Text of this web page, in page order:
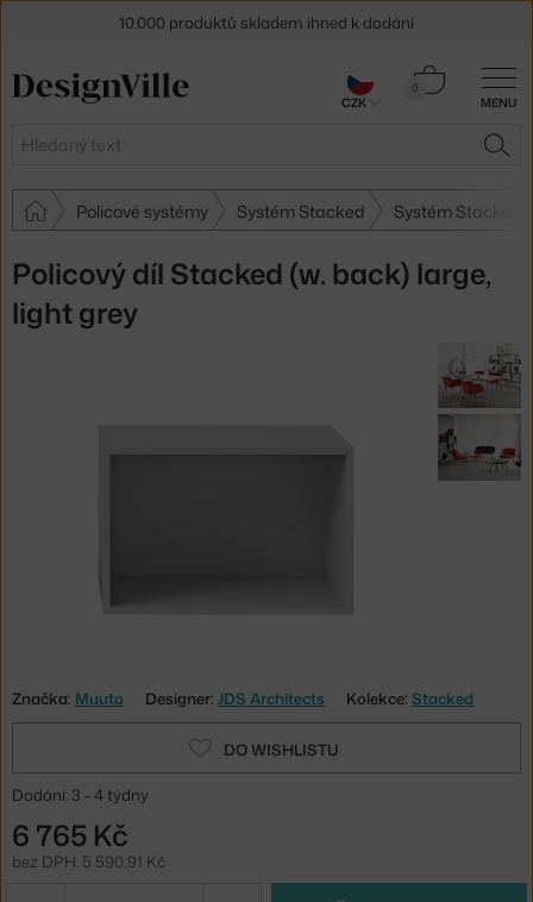
MENU
Hledat
0
Košík
Policové systémy Systém Stacked Systém Stacked
Policový díl Stacked (w. back) large,
light grey
Značka: Muuto Designer: JDS Architects Kolekce: Stacked
DO WISHLISTU
Dodání: 3 - 4 týdny
6 765 Kč
bez DPH: 5 590,91 Kč
10.000 produktů skladem ihned k dodání
Sleva 5 % pro odběratele
CZK